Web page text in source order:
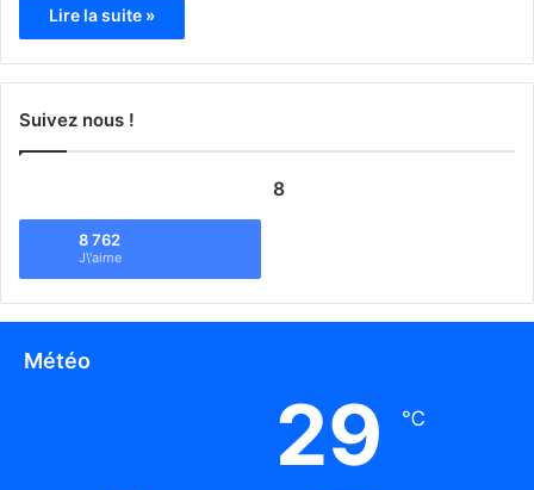
Lire la suite »
Suivez nous !
8
8 762
J\'aime
Météo
29 ℃